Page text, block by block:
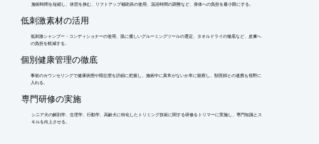
施術時間を短縮し、休憩を挟む、リフトアップ補助具の使用、温浴時間の調整など、身体への負担を最小限にする。
低刺激素材の活用
低刺激シャンプー・コンディショナーの使用、肌に優しいグルーミングツールの選定、タオルドライの徹底など、皮膚へ
の負担を軽減する。
個別健康管理の徹底
事前のカウンセリングで健康状態や既往歴を詳細に把握し、施術中に異常がないか常に観察し、獣医師との連携も視野に
入れる。
専門研修の実施
シニア犬の解剖学、生理学、行動学、高齢犬に特化したトリミング技術に関する研修をトリマーに実施し、専門知識とス
キルを向上させる。